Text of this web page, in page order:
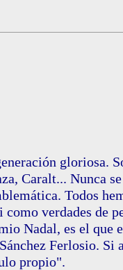
gloriosa.
Caralt... Nunca
Todos
verdades de
Nadal, es el
Ferlosio. Si
propio".